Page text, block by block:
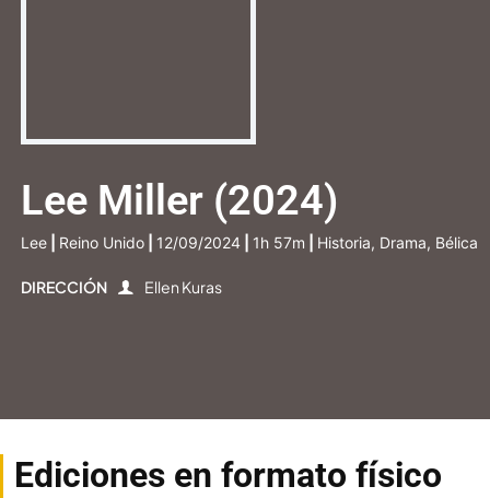
Lee Miller (2024)
Lee Reino Unido 12/09/2024 1h 57m Historia, Drama, Bélica
DIRECCIÓN Ellen Kuras
Ediciones en formato físico